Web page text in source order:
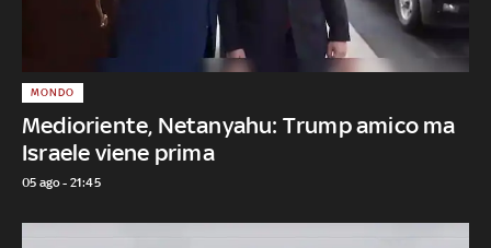
Medioriente, Netanyahu: Trump amico ma
Israele viene prima
MONDO
05 ago - 21:45